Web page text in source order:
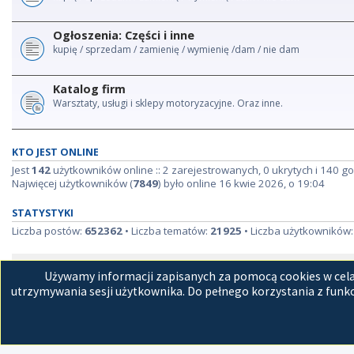
Ogłoszenia: Części i inne
kupię / sprzedam / zamienię / wymienię /dam / nie dam
Katalog firm
Warsztaty, usługi i sklepy motoryzacyjne. Oraz inne.
KTO JEST ONLINE
Jest142użytkowników online :: 2 zarejestrowanych, 0 ukrytych i 140
Najwięcej użytkowników (7849) było online 16 kwie 2026, o 19:04
STATYSTYKI
Liczba postów: 652362 • Liczba tematów: 21925 • Liczba użytkowników:
Używamy informacji zapisanych za pomocą cookies w
utrzymywania sesji użytkownika. Do pełnego korzystania z
Strona główna